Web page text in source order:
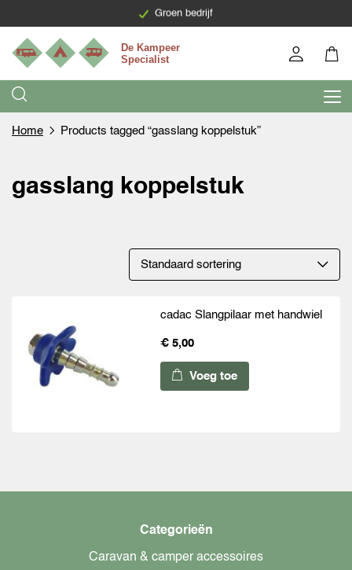
Groen bedrijf
Levering binnen 7 werkdagen
Home Products tagged “gasslang koppelstuk”
gasslang koppelstuk
cadac Slangpilaar met handwiel
€ 5,00
Voeg toe
Categorieën
Caravan & camper accessoires